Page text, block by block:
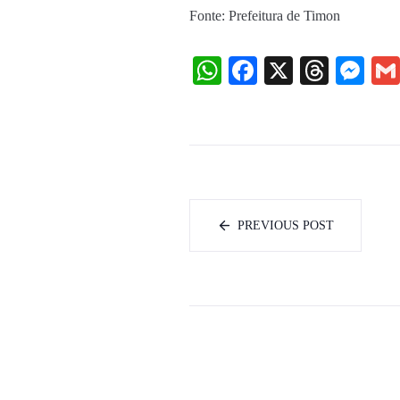
Fonte: Prefeitura de Timon
WhatsApp
Facebook
X
PREVIOUS POST